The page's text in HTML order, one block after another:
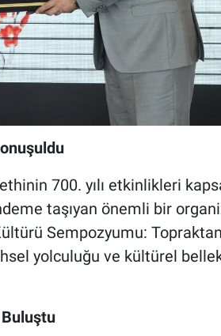
700. yılı etkinlikleri
taşıyan önemli bir
Sempozyumu:
yolculuğu ve kültürel